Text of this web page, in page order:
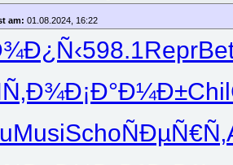
am: 01.08.2024, 16:22
598.1Repr
Ð¡Ð°Ð¼Ð±Chil
MusiSchoÑÐµÑ€Ñ‚